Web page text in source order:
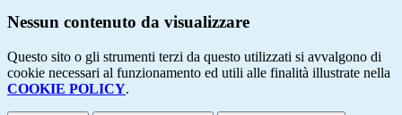
Nessun contenuto da visualizzare
Questo sito o gli strumenti terzi da questo utilizzati si avvalgono di
cookie necessari al funzionamento ed utili alle finalità illustrate nella
COOKIE POLICY.